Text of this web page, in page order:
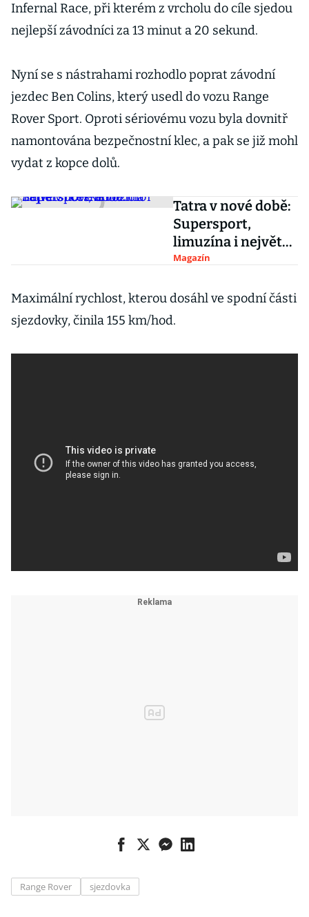
Infernal Race, při kterém z vrcholu do cíle sjedou
nejlepší závodníci za 13 minut a 20 sekund.
Nyní se s nástrahami rozhodlo poprat závodní
jezdec Ben Colins, který usedl do vozu Range
Rover Sport. Oproti sériovému vozu byla dovnitř
namontována bezpečnostní klec, a pak se již mohl
vydat z kopce dolů.
Tatra v nové době:
Supersport,
limuzína i největší
české vozidlo
Magazín
Maximální rychlost, kterou dosáhl ve spodní části
sjezdovky, činila 155 km/hod.
Range Rover sjezdovka